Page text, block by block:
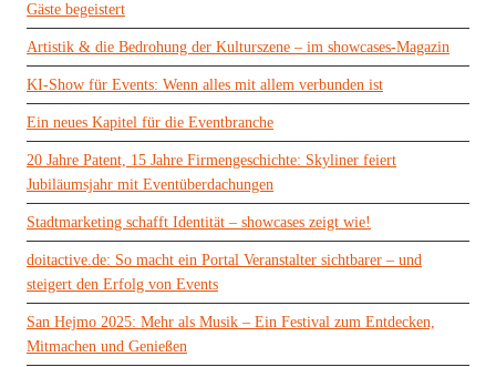
Gäste begeistert
Artistik & die Bedrohung der Kulturszene – im showcases-Magazin
KI-Show für Events: Wenn alles mit allem verbunden ist
Ein neues Kapitel für die Eventbranche
20 Jahre Patent, 15 Jahre Firmengeschichte: Skyliner feiert
Jubiläumsjahr mit Eventüberdachungen
Stadtmarketing schafft Identität – showcases zeigt wie!
doitactive.de: So macht ein Portal Veranstalter sichtbarer – und
steigert den Erfolg von Events
San Hejmo 2025: Mehr als Musik – Ein Festival zum Entdecken,
Mitmachen und Genießen